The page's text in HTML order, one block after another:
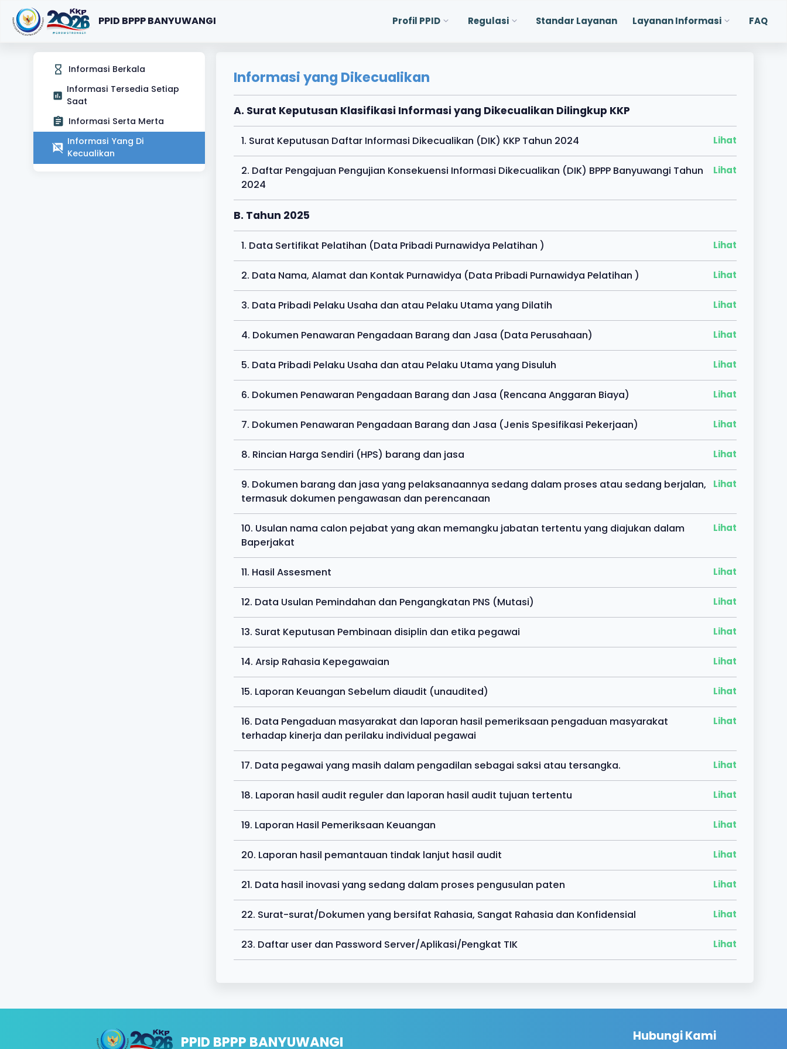
PPID BPPP BANYUWANGI Profil PPID Regulasi Standar Layanan Layanan Informasi FAQ
Informasi Berkala
Informasi Tersedia Setiap
Saat
Informasi Serta Merta
Informasi Yang Di
Kecualikan
Informasi yang Dikecualikan
A. Surat Keputusan Klasifikasi Informasi yang Dikecualikan Dilingkup KKP
1. Surat Keputusan Daftar Informasi Dikecualikan (DIK) KKP Tahun 2024 Lihat
2. Daftar Pengajuan Pengujian Konsekuensi Informasi Dikecualikan (DIK) BPPP Banyuwangi Tahun
2024
Lihat
B. Tahun 2025
1. Data Sertifikat Pelatihan (Data Pribadi Purnawidya Pelatihan ) Lihat
2. Data Nama, Alamat dan Kontak Purnawidya (Data Pribadi Purnawidya Pelatihan ) Lihat
3. Data Pribadi Pelaku Usaha dan atau Pelaku Utama yang Dilatih Lihat
4. Dokumen Penawaran Pengadaan Barang dan Jasa (Data Perusahaan) Lihat
5. Data Pribadi Pelaku Usaha dan atau Pelaku Utama yang Disuluh Lihat
6. Dokumen Penawaran Pengadaan Barang dan Jasa (Rencana Anggaran Biaya) Lihat
7. Dokumen Penawaran Pengadaan Barang dan Jasa (Jenis Spesifikasi Pekerjaan) Lihat
8. Rincian Harga Sendiri (HPS) barang dan jasa Lihat
9. Dokumen barang dan jasa yang pelaksanaannya sedang dalam proses atau sedang berjalan,
termasuk dokumen pengawasan dan perencanaan
Lihat
10. Usulan nama calon pejabat yang akan memangku jabatan tertentu yang diajukan dalam
Baperjakat
Lihat
11. Hasil Assesment Lihat
12. Data Usulan Pemindahan dan Pengangkatan PNS (Mutasi) Lihat
13. Surat Keputusan Pembinaan disiplin dan etika pegawai Lihat
14. Arsip Rahasia Kepegawaian Lihat
15. Laporan Keuangan Sebelum diaudit (unaudited) Lihat
16. Data Pengaduan masyarakat dan laporan hasil pemeriksaan pengaduan masyarakat
terhadap kinerja dan perilaku individual pegawai
Lihat
17. Data pegawai yang masih dalam pengadilan sebagai saksi atau tersangka. Lihat
18. Laporan hasil audit reguler dan laporan hasil audit tujuan tertentu Lihat
19. Laporan Hasil Pemeriksaan Keuangan Lihat
20. Laporan hasil pemantauan tindak lanjut hasil audit Lihat
21. Data hasil inovasi yang sedang dalam proses pengusulan paten Lihat
22. Surat-surat/Dokumen yang bersifat Rahasia, Sangat Rahasia dan Konfidensial Lihat
23. Daftar user dan Password Server/Aplikasi/Pengkat TIK Lihat
PPID BPPP BANYUWANGI Hubungi Kami